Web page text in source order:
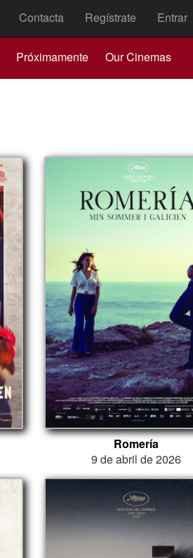
Contacta Regístrate Entrar
Próximamente Our Cinemas
Romería
9 de abril de 2026